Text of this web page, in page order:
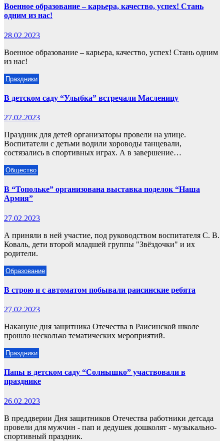
Военное образование – карьера, качество, успех! Стань
одним из нас!
28.02.2023
Военное образование – карьера, качество, успех! Стань одним
из нас!
Праздники
В детском саду “Улыбка” встречали Масленицу
27.02.2023
Праздник для детей организаторы провели на улице.
Воспитатели с детьми водили хороводы танцевали,
состязались в спортивных играх. А в завершение…
Общество
В “Топольке” организована выставка поделок “Наша
Армия”
27.02.2023
А приняли в ней участие, под руководством воспитателя С. В.
Коваль, дети второй младшей группы "Звёздочки" и их
родители.
Образование
В строю и с автоматом побывали раисинские ребята
27.02.2023
Накануне дня защитника Отечества в Раисинской школе
прошло несколько тематических мероприятий.
Праздники
Папы в детском саду “Солнышко” участвовали в
празднике
26.02.2023
В преддверии Дня защитников Отечества работники детсада
провели для мужчин - пап и дедушек дошколят - музыкально-
спортивный праздник.